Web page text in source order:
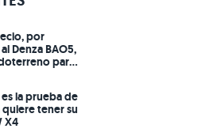
por
Denza BAO5,
para
la prueba de
quiere tener su
X4